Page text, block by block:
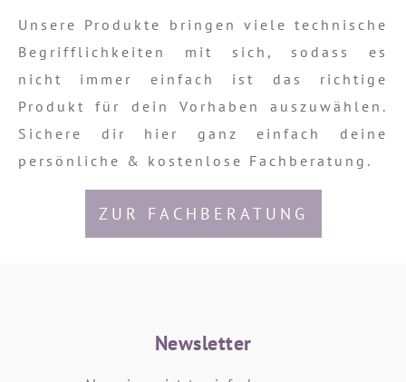
Unsere Produkte bringen viele technische
Begrifflichkeiten mit sich, sodass es
nicht immer einfach ist das richtige
Produkt für dein Vorhaben auszuwählen.
Sichere dir hier ganz einfach deine
persönliche & kostenlose Fachberatung.
ZUR FACHBERATUNG
Newsletter